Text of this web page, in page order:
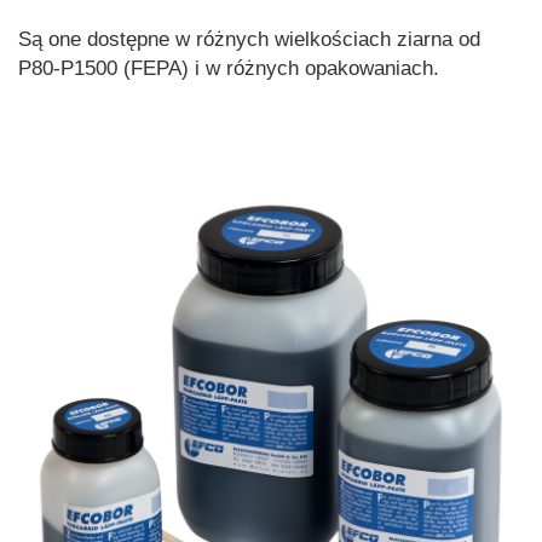
Są one dostępne w różnych wielkościach ziarna od
P80-P1500 (FEPA) i w różnych opakowaniach.